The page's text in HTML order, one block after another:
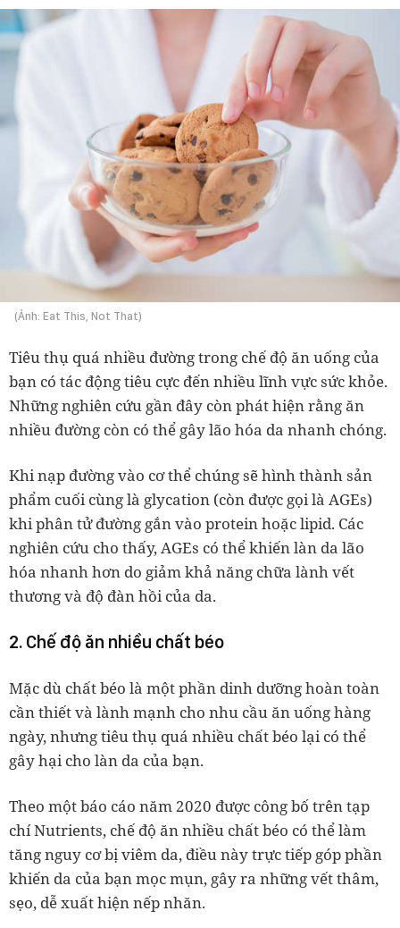
(Ảnh: Eat This, Not That)
Tiêu thụ quá nhiều đường trong chế độ ăn uống của
bạn có tác động tiêu cực đến nhiều lĩnh vực sức khỏe.
Những nghiên cứu gần đây còn phát hiện rằng ăn
nhiều đường còn có thể gây lão hóa da nhanh chóng.
Khi nạp đường vào cơ thể chúng sẽ hình thành sản
phẩm cuối cùng là glycation (còn được gọi là AGEs)
khi phân tử đường gắn vào protein hoặc lipid. Các
nghiên cứu cho thấy, AGEs có thể khiến làn da lão
hóa nhanh hơn do giảm khả năng chữa lành vết
thương và độ đàn hồi của da.
2. Chế độ ăn nhiều chất béo
Mặc dù chất béo là một phần dinh dưỡng hoàn toàn
cần thiết và lành mạnh cho nhu cầu ăn uống hàng
ngày, nhưng tiêu thụ quá nhiều chất béo lại có thể
gây hại cho làn da của bạn.
Theo một báo cáo năm 2020 được công bố trên tạp
chí Nutrients, chế độ ăn nhiều chất béo có thể làm
tăng nguy cơ bị viêm da, điều này trực tiếp góp phần
khiến da của bạn mọc mụn, gây ra những vết thâm,
sẹo, dễ xuất hiện nếp nhăn.